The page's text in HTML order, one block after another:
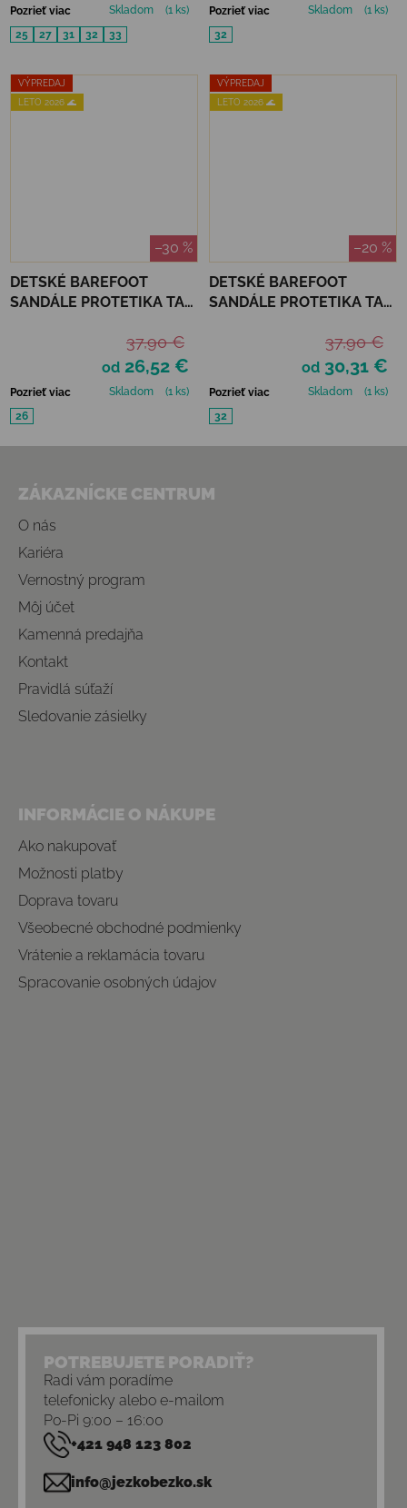
Pozrieť viac Skladom
(1 ks)
25
27 31 32 33
Pozrieť viac Skladom
(1 ks)
32
VÝPREDAJ
LETO 2026 🌊
–30 %
DETSKÉ BAREFOOT
SANDÁLE PROTETIKA TAFI
od 26,52 €
37,90 €
Pozrieť viac Skladom
(1 ks)
26
VÝPREDAJ
LETO 2026 🌊
–20 %
DETSKÉ BAREFOOT
SANDÁLE PROTETIKA TAFI
od 30,31 €
37,90 €
Pozrieť viac Skladom
(1 ks)
32
ZÁKAZNÍCKE CENTRUM
O nás
Kariéra
Vernostný program
Môj účet
Kamenná predajňa
Kontakt
Pravidlá súťaží
Sledovanie zásielky
INFORMÁCIE O NÁKUPE
Ako nakupovať
Možnosti platby
Doprava tovaru
Všeobecné obchodné podmienky
Vrátenie a reklamácia tovaru
Spracovanie osobných údajov
POTREBUJETE PORADIŤ?
Radi vám poradíme
telefonicky alebo e-mailom
Po-Pi 9:00 – 16:00
+421 948 123 802
info@jezkobezko.sk